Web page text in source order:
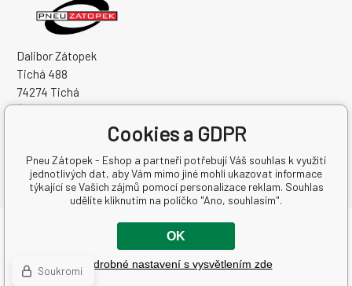
Dalibor Zátopek
Tichá 488
74274 Tichá
Česká Republika
DIČ: CZ7504094994
Copyright © 2026 Dalibor Zátopek
Všechna práva vyhrazena.
Tvorba a pronájem eshopůBINARGON.cz-Mapa stránek
Cookies a GDPR
Pneu Zátopek - Eshop a partneři potřebují Váš souhlas k využití
jednotlivých dat, aby Vám mimo jiné mohli ukazovat informace
týkající se Vašich zájmů pomocí personalizace reklam. Souhlas
udělíte kliknutím na políčko "Ano, souhlasím".
OK
Podrobné nastavení s vysvětlením zde
Soukromí